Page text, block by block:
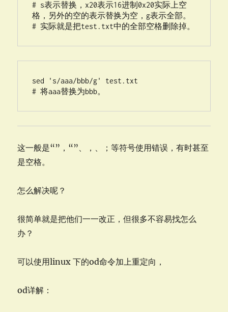
# s表示替换，x20表示16进制0x20实际上空
格，另外的空的表示替换为空，g表示全部。
# 实际就是把test.txt中的全部空格删除掉。
sed 's/aaa/bbb/g' test.txt
# 将aaa替换为bbb。
这一般是“”，“”、，、；等符号使用错误，有时甚至
是空格。
怎么解决呢？
很简单就是把他们一一改正，但很多不容易找怎么
办？
可以使用linux 下的od命令加上重定向，
od详解：